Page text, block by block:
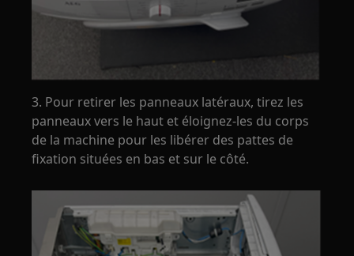
3. Pour retirer les panneaux latéraux, tirez les
panneaux vers le haut et éloignez-les du corps
de la machine pour les libérer des pattes de
fixation situées en bas et sur le côté.